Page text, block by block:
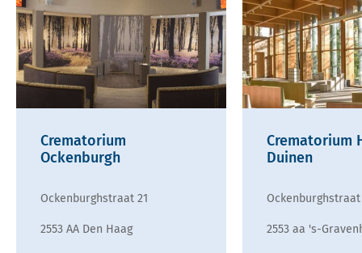
Crematorium
Ockenburgh
Ockenburghstraat 21
2553 AA Den Haag
Crematorium
Duinen
Ockenburghstraat
2553 aa 's-